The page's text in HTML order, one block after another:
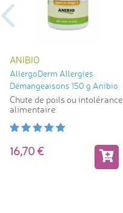
ANIBIO
AllergoDerm Allergies
Démangeaisons 150 g Anibio
Chute de poils ou intolérance
alimentaire
16,70